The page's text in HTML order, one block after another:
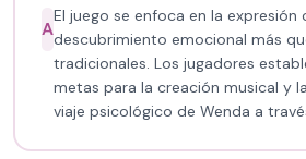
A
El juego se enfoca en la expresión
descubrimiento emocional más
tradicionales. Los jugadores
metas para la creación musical y
viaje psicológico de Wenda a